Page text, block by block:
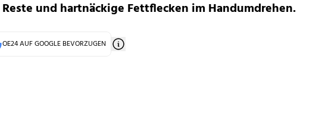
und hartnäckige Fettflecken im Handumdrehen.
OE24 AUF GOOGLE BEVORZUGEN